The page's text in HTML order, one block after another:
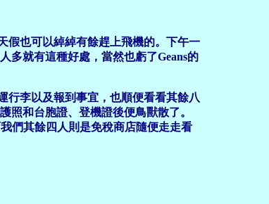
假也可以綽綽有餘趕上飛機的。下午一
多就有這種好處，當然也虧了Geans的
行李以及報到事宜，也順便看看其餘八
照和台胞證、登機證後便鳥獸散了。
們其餘四人則是免稅商店隨便走走看